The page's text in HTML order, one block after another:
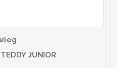
JUNIOR